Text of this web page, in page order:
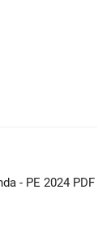
- PE 2024 PDF